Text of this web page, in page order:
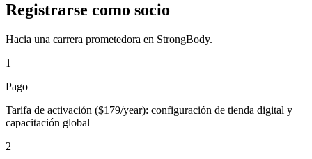
Registrarse como socio
Hacia una carrera prometedora en StrongBody.
1
Pago
Tarifa de activación ($179/year): configuración de tienda digital y
capacitación global
2